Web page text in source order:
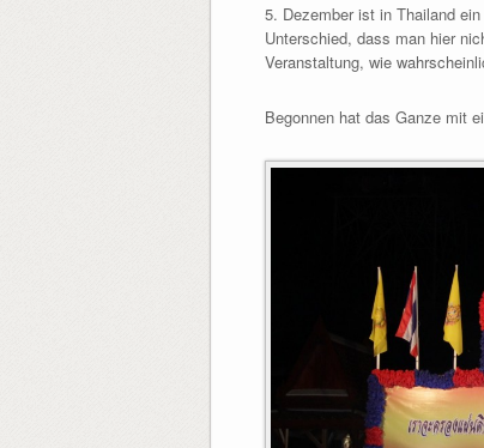
5. Dezember ist in Thailand
Unterschied, dass man hier
Veranstaltung, wie
Begonnen hat das Ganze mit